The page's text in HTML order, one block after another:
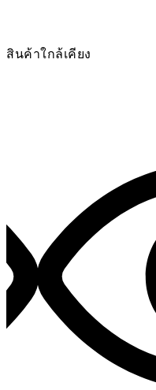
สินค้าใกล้เคียง